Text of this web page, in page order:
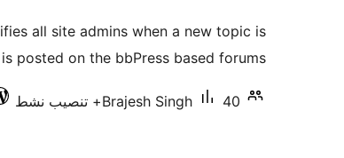
all site admins when a new topic is
posted on the bbPress based forums.
Brajesh Singh 40+ تنصيب نشط